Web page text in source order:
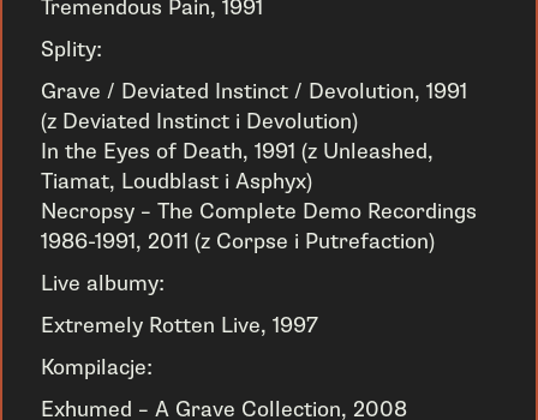
Tremendous Pain, 1991
Splity:
Grave / Deviated Instinct / Devolution, 1991
(z Deviated Instinct i Devolution)
In the Eyes of Death, 1991 (z Unleashed,
Tiamat, Loudblast i Asphyx)
Necropsy – The Complete Demo Recordings
1986-1991, 2011 (z Corpse i Putrefaction)
Live albumy:
Extremely Rotten Live, 1997
Kompilacje:
Exhumed – A Grave Collection, 2008